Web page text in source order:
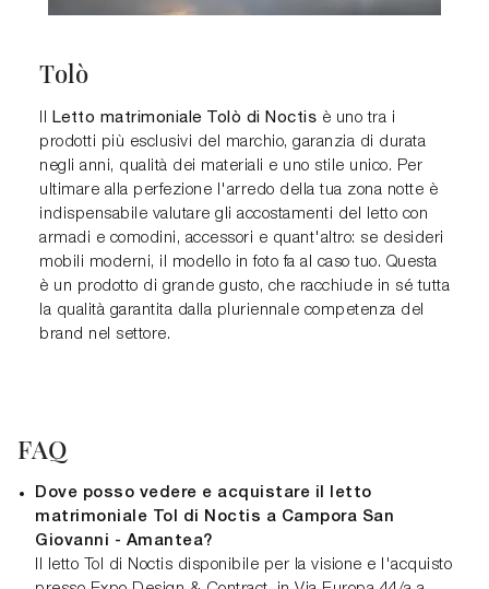
Tolò
Letto matrimoniale Tolò di Noctis è uno tra i
prodotti più esclusivi del marchio, garanzia di durata
negli anni, qualità dei materiali e uno stile unico. Per
ultimare alla perfezione l'arredo della tua zona notte è
indispensabile valutare gli accostamenti del letto con
armadi e comodini, accessori e quant'altro: se desideri
mobili moderni, il modello in foto fa al caso tuo. Questa
è un prodotto di grande gusto, che racchiude in sé tutta
la qualità garantita dalla pluriennale competenza del
brand nel settore.
FAQ
Dove posso vedere e acquistare il letto
matrimoniale Tol di Noctis a Campora San
Giovanni - Amantea?
Il letto Tol di Noctis disponibile per la visione e l'acquisto